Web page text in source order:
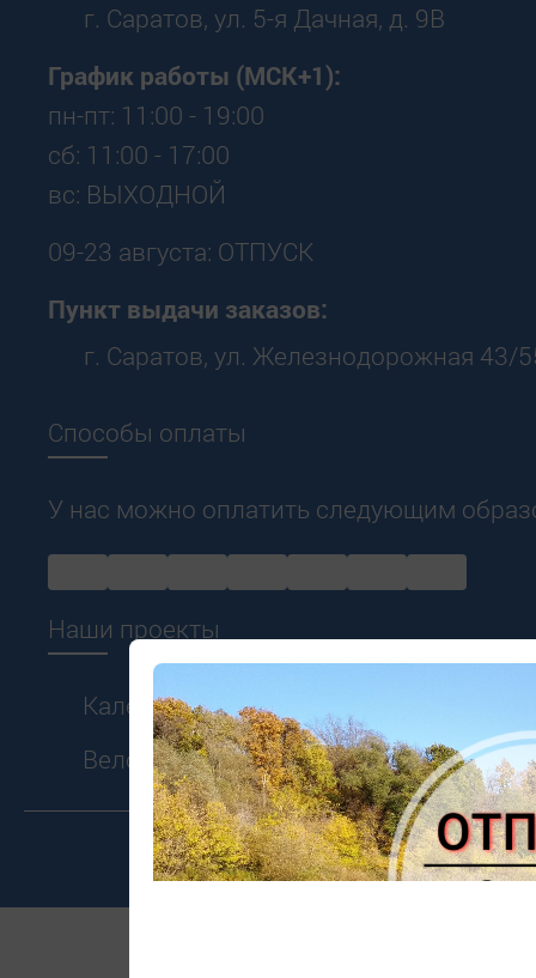
г. Саратов, ул. 5-я Дачная, д. 9В
График работы (МСК+1):
пн-пт: 11:00 - 19:00
сб: 11:00 - 17:00
вс: ВЫХОДНОЙ
09-23 августа: ОТПУСК
Пункт выдачи заказов:
г. Саратов, ул. Железнодорожная 43/
Способы оплаты
У нас можно оплатить следующим
Наши проекты
Календарь спортивных событий
Веломногодневка "Меловые Горы
© 2010 - 2026